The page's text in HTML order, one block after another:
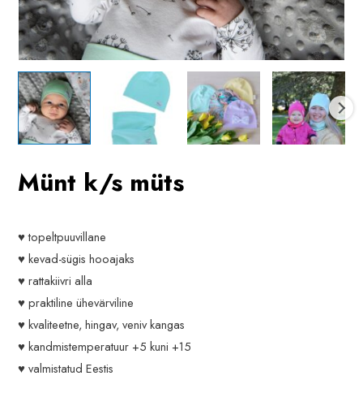
Münt k/s müts
♥ topeltpuuvillane
♥ kevad-sügis hooajaks
♥ rattakiivri alla
♥ praktiline ühevärviline
♥ kvaliteetne, hingav, veniv kangas
♥ kandmistemperatuur +5 kuni +15
♥ valmistatud Eestis